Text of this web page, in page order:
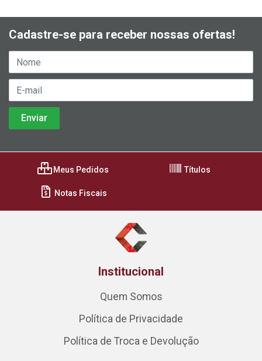
Cadastre-se para receber nossas ofertas!
Meus Pedidos Títulos
Notas Fiscais
Institucional
Quem Somos
Política de Privacidade
Política de Troca e Devolução